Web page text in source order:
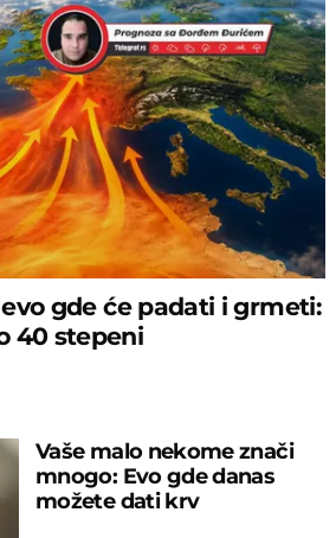
gde će padati i grmeti:
40 stepeni
Vaše malo nekome znači
mnogo: Evo gde danas
možete dati krv